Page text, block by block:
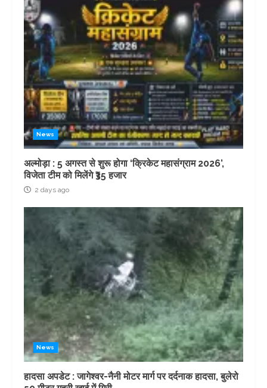
News
अल्मोड़ा : 5 अगस्त से शुरू होगा ‘क्रिकेट महासंग्राम 2026’,
विजेता टीम को मिलेंगे ₹35 हजार
2 days ago
News
हादसा अपडेट : जागेश्वर-नैनी मोटर मार्ग पर दर्दनाक हादसा, बुलेरो